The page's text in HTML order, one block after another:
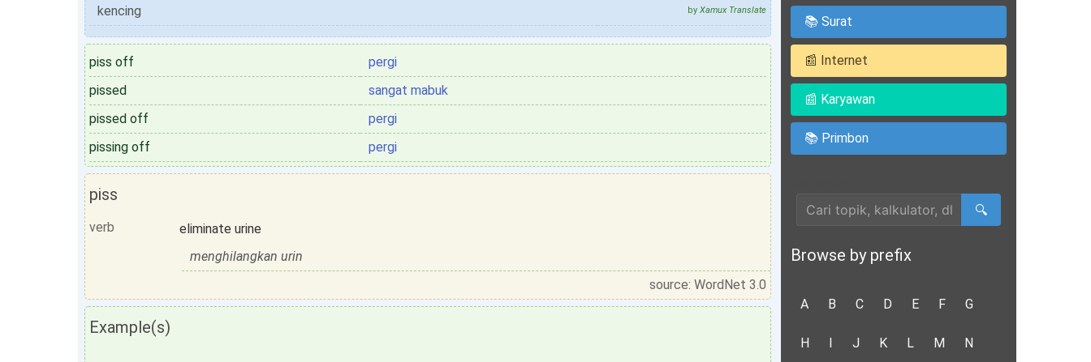
kencing by Xamux Translate
piss off
pergi
pissed
sangat mabuk
pissed off
pergi
pissing off
pergi
piss
verb
eliminate urine
menghilangkan urin
source: WordNet 3.0
Example(s)
📚 Surat
📰 Internet
📰 Karyawan
📚 Primbon
🔍
Browse by prefix
A B C D E F G
H I J K L M N